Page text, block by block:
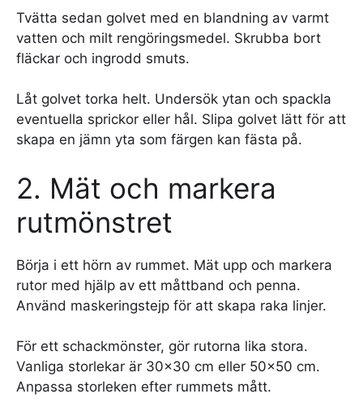
Tvätta sedan golvet med en blandning av varmt
vatten och milt rengöringsmedel. Skrubba bort
fläckar och ingrodd smuts.
Låt golvet torka helt. Undersök ytan och spackla
eventuella sprickor eller hål. Slipa golvet lätt för att
skapa en jämn yta som färgen kan fästa på.
2. Mät och markera
rutmönstret
Börja i ett hörn av rummet. Mät upp och markera
rutor med hjälp av ett måttband och penna.
Använd maskeringstejp för att skapa raka linjer.
För ett schackmönster, gör rutorna lika stora.
Vanliga storlekar är 30×30 cm eller 50×50 cm.
Anpassa storleken efter rummets mått.